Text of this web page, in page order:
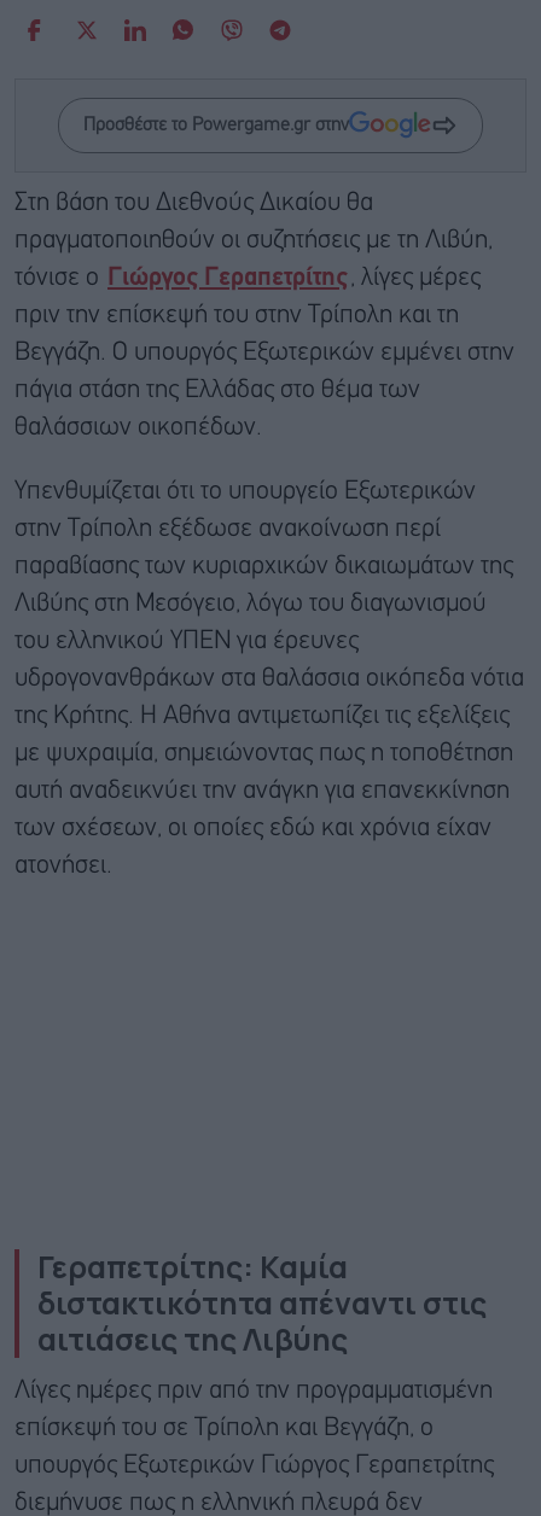
Προσθέστε το Powergame.gr στην
Στη βάση του Διεθνούς Δικαίου θα
πραγματοποιηθούν οι συζητήσεις με τη Λιβύη,
τόνισε ο
Γιώργος Γεραπετρίτης
, λίγες μέρες
πριν την επίσκεψή του στην Τρίπολη και τη
Βεγγάζη. Ο υπουργός Εξωτερικών εμμένει στην
πάγια στάση της Ελλάδας στο θέμα των
θαλάσσιων οικοπέδων.
Υπενθυμίζεται ότι το υπουργείο Εξωτερικών
στην Τρίπολη εξέδωσε ανακοίνωση περί
παραβίασης των κυριαρχικών δικαιωμάτων της
Λιβύης στη Μεσόγειο, λόγω του διαγωνισμού
του ελληνικού ΥΠΕΝ για έρευνες
υδρογονανθράκων στα θαλάσσια οικόπεδα νότια
της Κρήτης. Η Αθήνα αντιμετωπίζει τις εξελίξεις
με ψυχραιμία, σημειώνοντας πως η τοποθέτηση
αυτή αναδεικνύει την ανάγκη για επανεκκίνηση
των σχέσεων, οι οποίες εδώ και χρόνια είχαν
ατονήσει.
Γεραπετρίτης: Καμία
διστακτικότητα απέναντι στις
αιτιάσεις της Λιβύης
Λίγες ημέρες πριν από την προγραμματισμένη
επίσκεψή του σε Τρίπολη και Βεγγάζη, ο
υπουργός Εξωτερικών Γιώργος Γεραπετρίτης
διεμήνυσε πως η ελληνική πλευρά δεν